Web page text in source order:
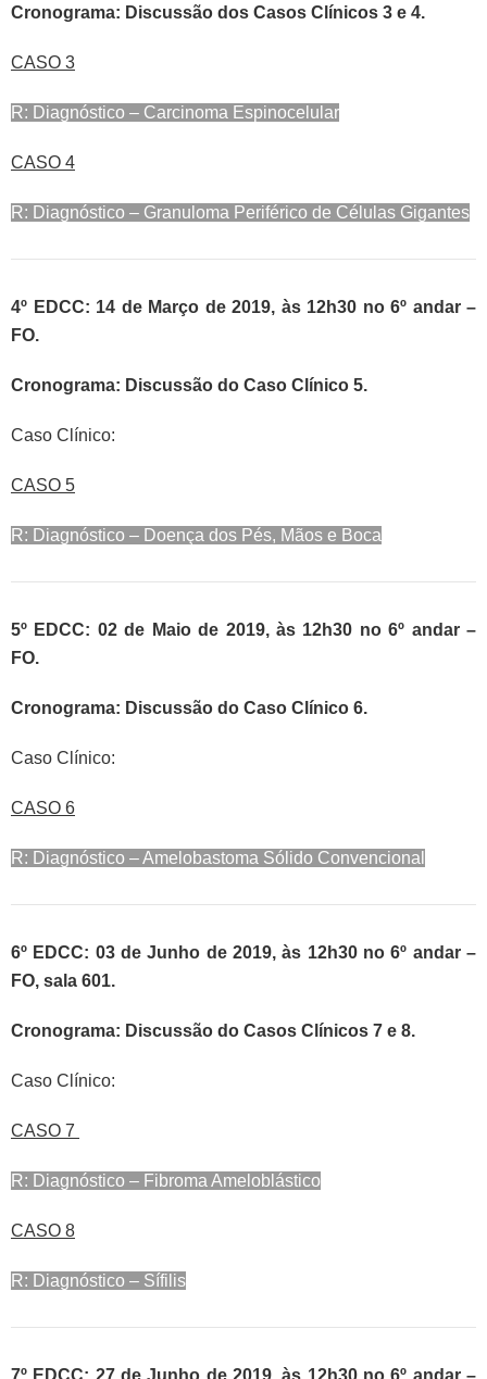
Cronograma: Discussão dos Casos Clínicos 3 e 4.
CASO 3
R: Diagnóstico – Carcinoma Espinocelular
CASO 4
R: Diagnóstico – Granuloma Periférico de Células Gigantes
4º EDCC: 14 de Março de 2019, às 12h30 no 6º andar –
FO.
Cronograma: Discussão do Caso Clínico 5.
Caso Clínico:
CASO 5
R: Diagnóstico – Doença dos Pés, Mãos e Boca
5º EDCC: 02 de Maio de 2019, às 12h30 no 6º andar –
FO.
Cronograma: Discussão do Caso Clínico 6.
Caso Clínico:
CASO 6
R: Diagnóstico – Amelobastoma Sólido Convencional
6º EDCC: 03 de Junho de 2019, às 12h30 no 6º andar –
FO, sala 601.
Cronograma: Discussão do Casos Clínicos 7 e 8.
Caso Clínico:
CASO 7
R: Diagnóstico – Fibroma Ameloblástico
CASO 8
R: Diagnóstico – Sífilis
7º EDCC: 27 de Junho de 2019, às 12h30 no 6º andar –